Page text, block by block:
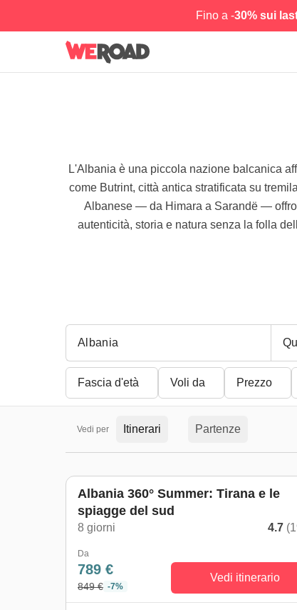
Fino a -30% sui
L'Albania è una piccola nazione balcanica
come Butrint, città antica stratificata su
Albanese — da Himara a Sarandë —
autenticità, storia e natura senza la folla
Fascia d'età Voli da Prezzo
Vedi per Itinerari Partenze
Albania 360° Summer: Tirana e le
spiagge del sud
8 giorni 4.7
Da
789 €
849 € -7%
Vedi itinerario